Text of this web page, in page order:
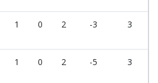
1 0 2 -3 3
1 0 2 -5 3